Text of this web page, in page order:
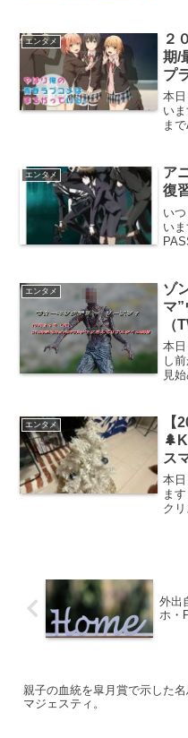
ご
ス
エンタメ
２
期/
プ
本
い
ま
れ
ら
エンタメ
ア
復
い
い
が
の
エンタメ
ゾ
マ
（
本
し
見
て
ォ
エンタメ
【
ス
本
ま
ク
外出
ホ・
親子の血統を皐月賞で示した
マジェスティ。